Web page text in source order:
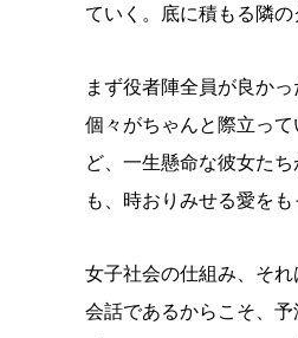
ていく。底に積もる隣
まず役者陣全員が良か
個々がちゃんと際立っ
ど、一生懸命な彼女た
も、時おりみせる愛を
女子社会の仕組み、そ
会話であるからこそ、